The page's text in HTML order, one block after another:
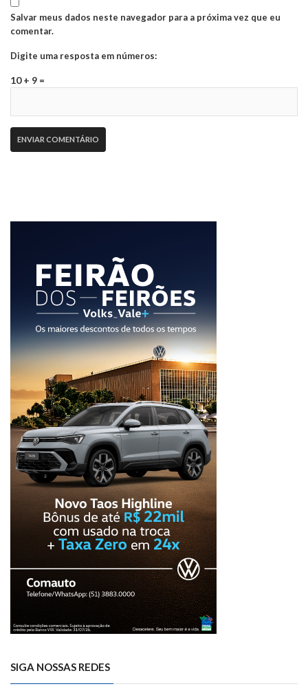
Salvar meus dados neste navegador para a próxima vez que eu
comentar.
Digite uma resposta em números:
10 + 9 =
SIGA NOSSAS REDES